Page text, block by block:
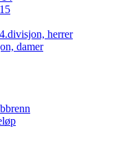
herrer
damer